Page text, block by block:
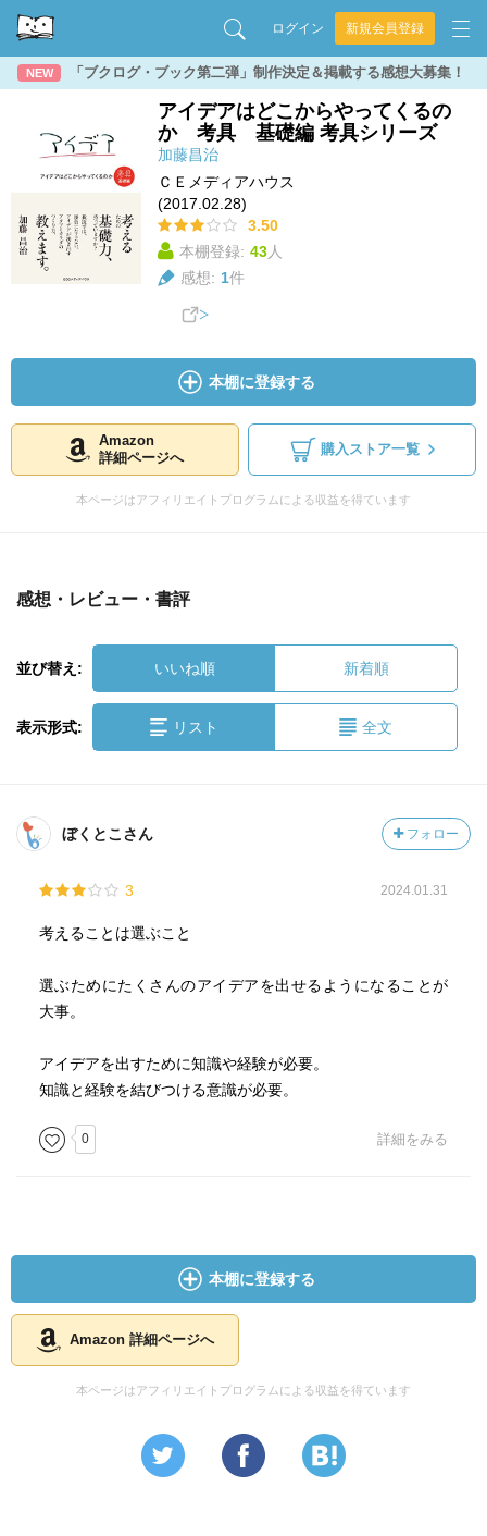
ログイン 新規会員登録
NEW 「ブクログ・ブック第二弾」制作決定＆掲載する感想大募集！
アイデアはどこからやってくるの
か 考具 基礎編 考具シリーズ
加藤昌治
ＣＥメディアハウス
(2017.02.28)
3.50
本棚登録: 43人
感想: 1件
本棚に登録する
Amazon
詳細ページへ
購入ストア一覧
本ページはアフィリエイトプログラムによる収益を得ています
感想・レビュー・書評
並び替え: いいね順 新着順
表示形式: リスト 全文
ぼくとこさん フォロー
3 2024.01.31
考えることは選ぶこと
選ぶためにたくさんのアイデアを出せるようになることが
大事。
アイデアを出すために知識や経験が必要。
知識と経験を結びつける意識が必要。
0 詳細をみる
本棚に登録する
Amazon 詳細ページへ
本ページはアフィリエイトプログラムによる収益を得ています